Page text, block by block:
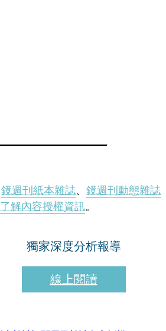
鏡週刊紙本雜誌、 鏡週刊動態雜誌
了解內容授權資訊。
獨家深度分析報導
線上閱讀